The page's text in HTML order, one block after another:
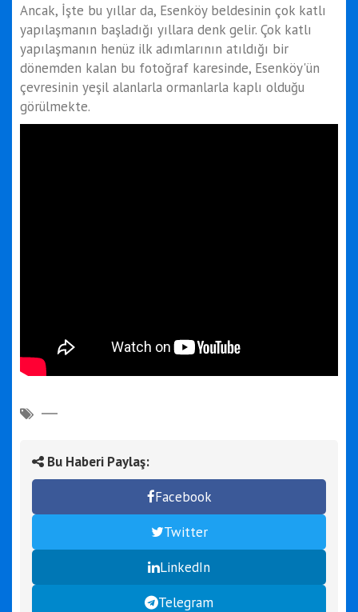
Ancak, İşte bu yıllar da, Esenköy beldesinin çok katlı
yapılaşmanın başladığı yıllara denk gelir. Çok katlı
yapılaşmanın henüz ilk adımlarının atıldığı bir
dönemden kalan bu fotoğraf karesinde, Esenköy'ün
çevresinin yeşil alanlarla ormanlarla kaplı olduğu
görülmekte.
Bu Haberi Paylaş:
Facebook
Twitter
LinkedIn
Telegram